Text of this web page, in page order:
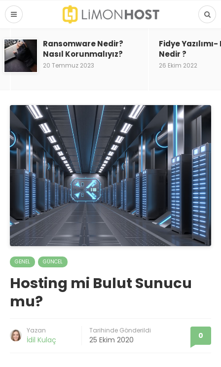
Ransomware Nedir?
Nasıl Korunmalıyız?
20 Temmuz 2023
Fidye
Nedir ?
26 Ekim 2022
GENEL GÜNCEL
Hosting mi Bulut Sunucu
mu?
Yazan
İdil Kulaç
Tarihinde Gönderildi
25 Ekim 2020 0